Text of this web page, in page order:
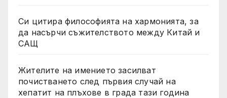
Си цитира философията на хармонията, за
да насърчи съжителството между Китай и
САЩ
Жителите на имението засилват
почистването след първия случай на
хепатит на плъхове в града тази година